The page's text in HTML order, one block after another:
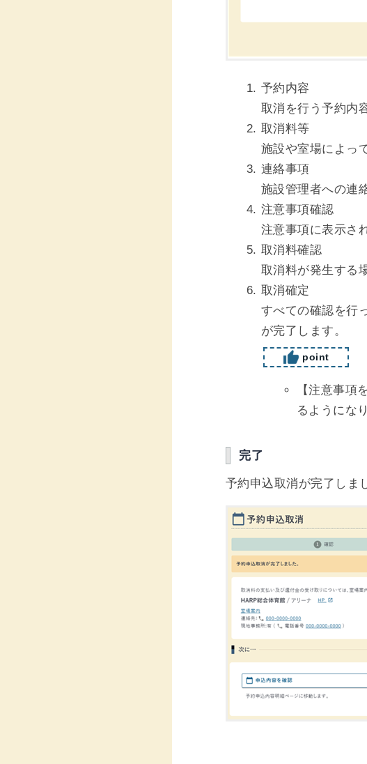
予約内容
取消を行う予約内
取消料等
施設や室場によっ
連絡事項
施設管理者への連
注意事項確認
注意事項に表示さ
取消料確認
取消料が発生する
取消確定
すべての確認を行
が完了します。
point
【注意事項
るようにな
完了
予約申込取消が完了しま